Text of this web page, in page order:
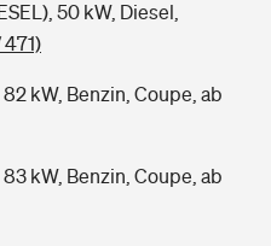
50 kW, Diesel,
kW, Benzin, Coupe, ab
kW, Benzin, Coupe, ab